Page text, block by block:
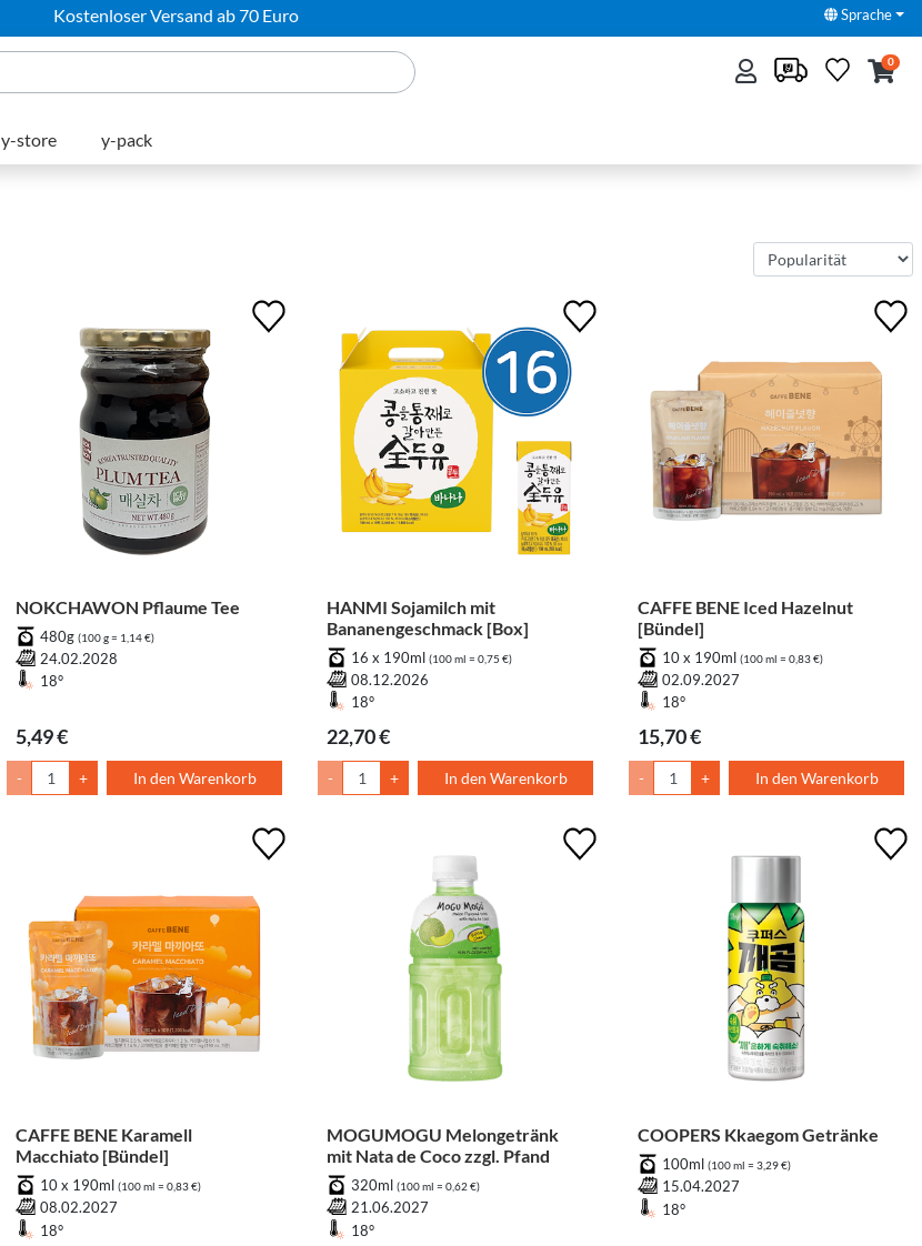
Kostenloser Versand ab 70 Euro Sprache
0
y-store y-pack
NOKCHAWON Pflaume Tee
480g (100 g = 1,14 €)
24.02.2028
18°
5,49 €
- + In den Warenkorb
HANMI Sojamilch mit
Bananengeschmack [Box]
16 x 190ml (100 ml = 0,75 €)
08.12.2026
18°
22,70 €
- + In den Warenkorb
CAFFE BENE Iced Hazelnut
[Bündel]
10 x 190ml (100 ml = 0,83 €)
02.09.2027
18°
15,70 €
- + In den Warenkorb
CAFFE BENE Karamell
Macchiato [Bündel]
10 x 190ml (100 ml = 0,83 €)
08.02.2027
18°
MOGUMOGU Melongetränk
mit Nata de Coco zzgl. Pfand
320ml (100 ml = 0,62 €)
21.06.2027
18°
COOPERS Kkaegom Getränke
100ml (100 ml = 3,29 €)
15.04.2027
18°